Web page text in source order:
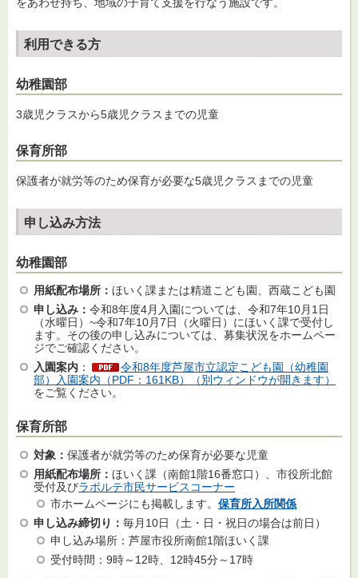
利用できる方
幼稚園部
3歳児クラスから5歳児クラスまでの児童
保育所部
保護者が就労等のため保育が必要な5歳児クラスまでの児童
申し込み方法
幼稚園部
用紙配布場所： ほいく課または精道こども園、西蔵こども園
申し込み： 令和8年度4月入園については、令和7年10月1日
（水曜日）~令和7年10月7日（火曜日）にほいく課で受付し
ます。その後の申し込みについては、募集状況をホームペー
ジでご確認ください。
入園案内 ：
令和8年度芦屋市立認定こども園（幼稚園
部）入園案内（PDF：161KB）（別ウィンドウが開きます）
をご覧ください。
保育所部
対象： 保護者が就労等のため保育が必要な児童
用紙配布場所： ほいく課（南館1階16番窓口）、市役所北館
受付及びラポルテ市民サービスコーナー
市ホームページにも掲載します。 保育所入所関係
申し込み締切り： 毎月10日（土・日・祝日の場合は前日）
申し込み場所：芦屋市役所南館1階ほいく課
受付時間：9時～12時、12時45分～17時